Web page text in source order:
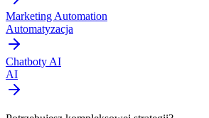
Marketing Automation
Automatyzacja
Chatboty AI
AI